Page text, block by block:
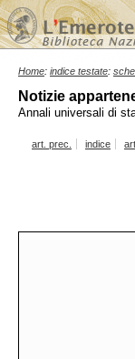
Home: indice testate:
Notizie
Annali universali di
art. prec. indice